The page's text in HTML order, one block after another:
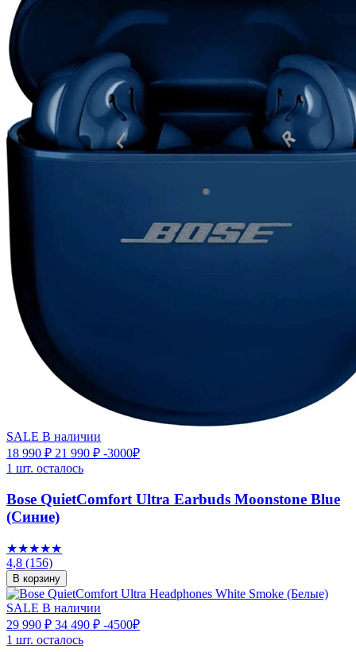
SALE В наличии
18 990 ₽ 21 990 ₽ -3000₽
1 шт. осталось
Bose QuietComfort Ultra Earbuds Moonstone Blue
(Синие)
★★★★★
4,8 (156)
В корзину
SALE В наличии
29 990 ₽ 34 490 ₽ -4500₽
1 шт. осталось